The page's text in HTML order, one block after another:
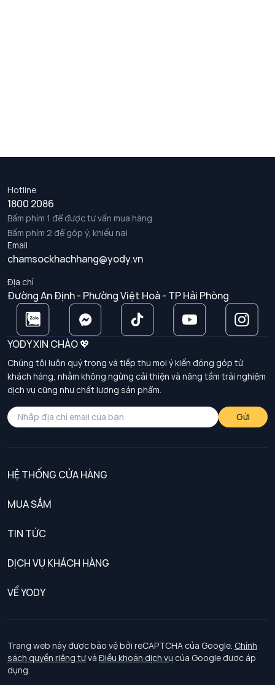
Hotline
1800 2086
Bấm phím 1 để được tư vấn mua hàng
Bấm phím 2 để góp ý, khiếu nại
Email
chamsockhachhang@yody.vn
Địa chỉ
Đường An Định - Phường Việt Hoà - TP Hải Phòng
YODY XIN CHÀO 💖
Chúng tôi luôn quý trọng và tiếp thu mọi ý kiến đóng góp từ
khách hàng, nhằm không ngừng cải thiện và nâng tầm trải nghiệm
dịch vụ cũng như chất lượng sản phẩm.
Gửi
HỆ THỐNG CỬA HÀNG
MUA SẮM
TIN TỨC
DỊCH VỤ KHÁCH HÀNG
Chính sách khách hàng thân thiết
Chính sách bảo vệ dữ liệu cá nhân
Chính sách thanh toán, giao nhận
VỀ YODY
Tuyển dụng
Trang web này được bảo vệ bởi reCAPTCHA của Google. Chính
sách quyền riêng tưvà Điều khoản dịch vụ của Google được áp
dụng.